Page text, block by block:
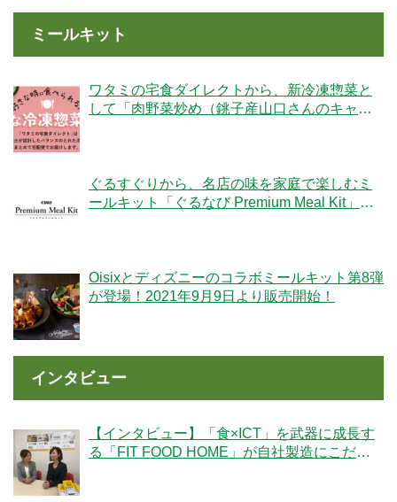
ミールキット
ワタミの宅食ダイレクトから、新冷凍惣菜と
して「肉野菜炒め（銚子産山口さんのキャベ
ぐるすぐりから、名店の味を家庭で楽しむミ
ールキット「ぐるなび Premium Meal Kit」シ
Oisixとディズニーのコラボミールキット第8弾
が登場！2021年9月9日より販売開始！
インタビュー
【インタビュー】「食×ICT」を武器に成長す
る「FIT FOOD HOME」が自社製造にこだわ